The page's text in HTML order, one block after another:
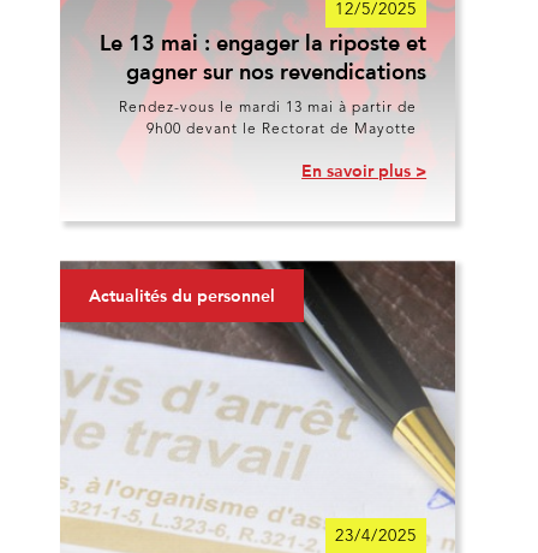
12/5/2025
Le 13 mai : engager la riposte et
gagner sur nos revendications
Rendez-vous le mardi 13 mai à partir de
9h00 devant le Rectorat de Mayotte
En savoir plus >
Actualités du personnel
23/4/2025